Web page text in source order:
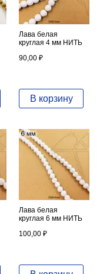
Лава белая
круглая 4 мм НИТЬ
90,00 ₽
В корзину
Лава белая
круглая 6 мм НИТЬ
100,00 ₽